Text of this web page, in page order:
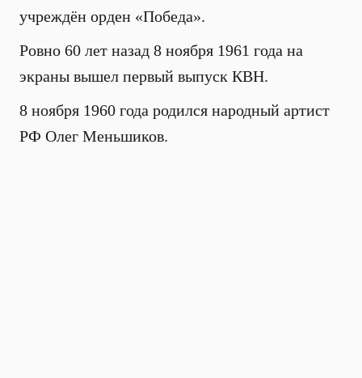
учреждён орден «Победа».
Ровно 60 лет назад 8 ноября 1961 года на
экраны вышел первый выпуск КВН.
8 ноября 1960 года родился народный артист
РФ Олег Меньшиков.